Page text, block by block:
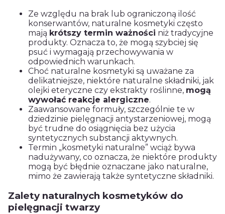
Ze względu na brak lub ograniczoną ilość
konserwantów, naturalne kosmetyki często
mają krótszy termin ważności niż tradycyjne
produkty. Oznacza to, że mogą szybciej się
psuć i wymagają przechowywania w
odpowiednich warunkach.
Choć naturalne kosmetyki są uważane za
delikatniejsze, niektóre naturalne składniki, jak
olejki eteryczne czy ekstrakty roślinne, mogą
wywołać reakcje alergiczne.
Zaawansowane formuły, szczególnie te w
dziedzinie pielęgnacji antystarzeniowej, mogą
być trudne do osiągnięcia bez użycia
syntetycznych substancji aktywnych.
Termin „kosmetyki naturalne” wciąż bywa
nadużywany, co oznacza, że niektóre produkty
mogą być błędnie oznaczane jako naturalne,
mimo że zawierają także syntetyczne składniki.
Zalety naturalnych kosmetyków do
pielęgnacji twarzy